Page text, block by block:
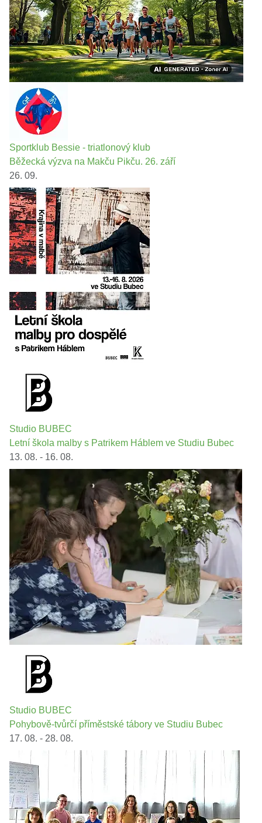
Sportklub Bessie - triatlonový klub
Běžecká výzva na Makču Pikču. 26. září
26. 09.
Studio BUBEC
Letní škola malby s Patrikem Háblem ve Studiu Bubec
13. 08. - 16. 08.
Studio BUBEC
Pohybově-tvůrčí příměstské tábory ve Studiu Bubec
17. 08. - 28. 08.